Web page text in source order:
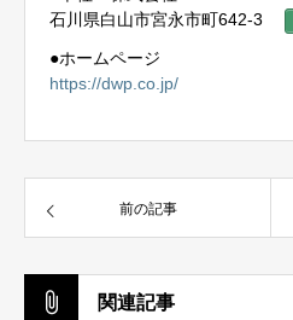
石川県白山市宮永市町642-3
●ホームページ
https://dwp.co.jp/
前の記事
関連記事